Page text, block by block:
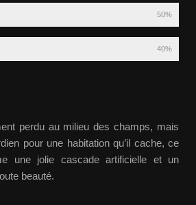
50%
40%
perdu au milieu des champs, mais
pour une habitation qu’il cache, ce
une jolie cascade artificielle et un
beauté.